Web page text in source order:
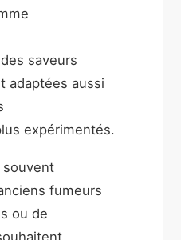
saveurs
adaptées aussi
expérimentés.
souvent
fumeurs
ou de